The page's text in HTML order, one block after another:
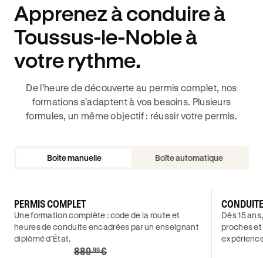
Apprenez à conduire à
Toussus-le-Noble à
votre rythme.
De l’heure de découverte au permis complet, nos
formations s'adaptent à vos besoins. Plusieurs
formules, un même objectif : réussir votre permis.
Boite manuelle Boîte automatique
PERMIS COMPLET
Une formation complète : code de la route et
heures de conduite encadrées par un enseignant
diplômé d’État.
889.99€
Dès 15
proches